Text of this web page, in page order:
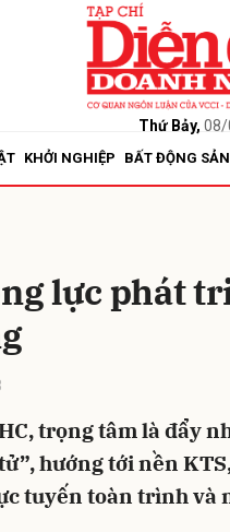
Thứ Bảy, 08/
KHỞI NGHIỆP BẤT ĐỘNG SẢN
lực phát
trọng tâm là đẩy
hướng tới nền
tuyến toàn trình và